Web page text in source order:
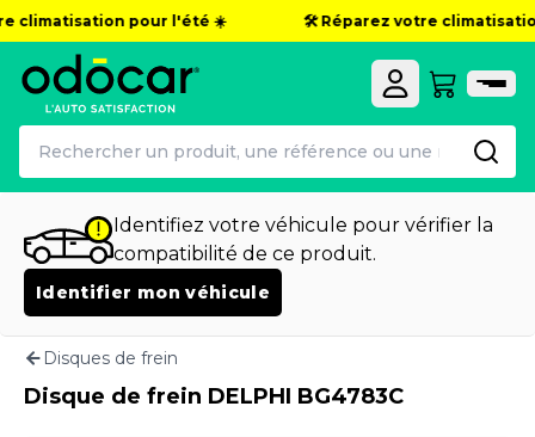
climatisation pour l'été ☀️ 🛠️ Réparez votre
Identifiez votre véhicule pour vérifier la
compatibilité de ce produit.
Identifier mon véhicule
Disques de frein
Disque de frein DELPHI BG4783C